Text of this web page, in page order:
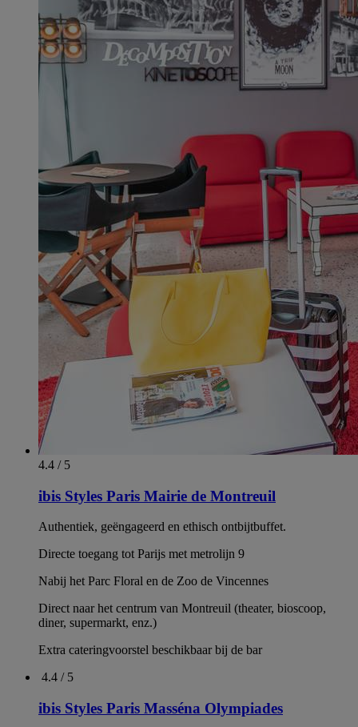
4.4 / 5
ibis Styles Paris Mairie de Montreuil
Authentiek, geëngageerd en ethisch ontbijtbuffet.
Directe toegang tot Parijs met metrolijn 9
Nabij het Parc Floral en de Zoo de Vincennes
Direct naar het centrum van Montreuil (theater, bioscoop,
diner, supermarkt, enz.)
Extra cateringvoorstel beschikbaar bij de bar
4.4 / 5
ibis Styles Paris Masséna Olympiades